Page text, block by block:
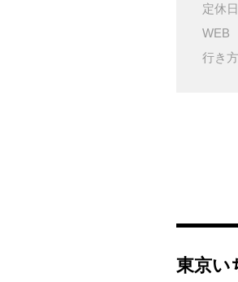
定休日
WEB
行き方
東京い